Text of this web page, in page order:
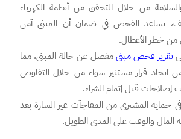
من خلال التحقق من أنظمة الكهرباء
يساعد الفحص في ضمان أن المبنى آمن
من خطر الأعطال.
تقرير فحص مبنىمفصل عن حالة المبنى، مما
اتخاذ قرار مستنير سواء من خلال التفاوض
إصلاحات قبل إتمام الشراء.
المشتري من المفاجآت غير السارة بعد
المال والوقت على المدى الطويل.